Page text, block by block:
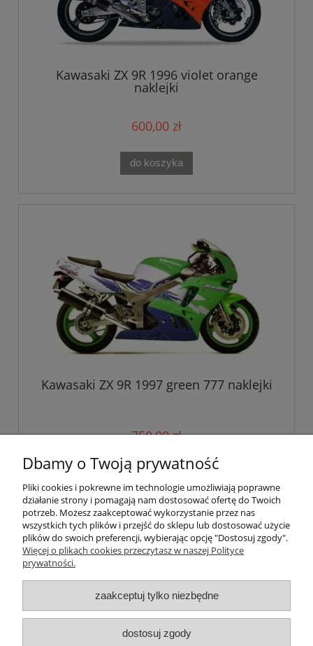
Kawasaki ZX 9R 1996 violet orange
naklejki
600,00 zł
do koszyka
Kawasaki ZX 9R 1997 green 777 naklejki
750,00 zł
do koszyka
Pomoc
Płatności i dostawa
Informacje
Dbamy o Twoją prywatność
Pliki cookies i pokrewne im technologie umożliwiają poprawne
działanie strony i pomagają nam dostosować ofertę do Twoich
potrzeb. Możesz zaakceptować wykorzystanie przez nas
wszystkich tych plików i przejść do sklepu lub dostosować użycie
plików do swoich preferencji, wybierając opcję "Dostosuj zgody".
Więcej o plikach cookies przeczytasz w naszej Polityce
prywatności.
zaakceptuj tylko niezbędne
dostosuj zgody